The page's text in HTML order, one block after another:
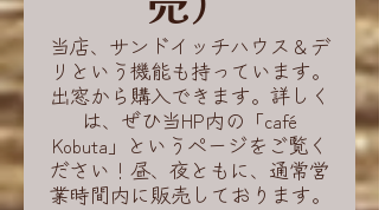
当店、サンドイッチハウス＆デ
リという機能も持っています。
出窓から購入できます。詳しく
は、ぜひ当HP内の「café
Kobuta」というページをご覧く
ださい！昼、夜ともに、通常営
業時間内に販売しております。